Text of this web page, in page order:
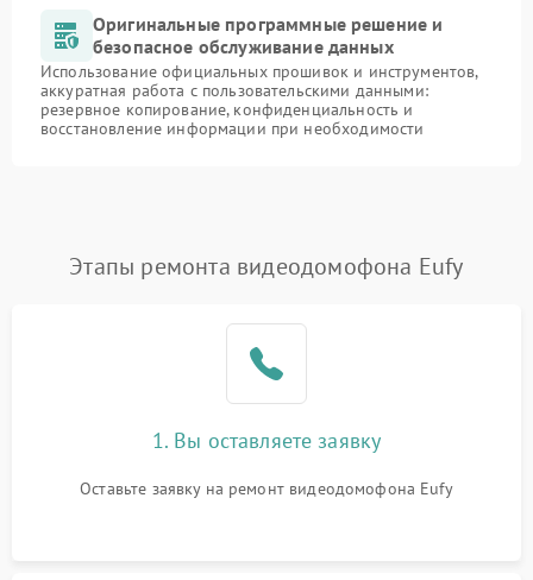
Оригинальные программные решение и
безопасное обслуживание данных
Использование официальных прошивок и инструментов,
аккуратная работа с пользовательскими данными:
резервное копирование, конфиденциальность и
восстановление информации при необходимости
Этапы ремонта видеодомофона Eufy
1. Вы оставляете заявку
Оставьте заявку на ремонт видеодомофона Eufy